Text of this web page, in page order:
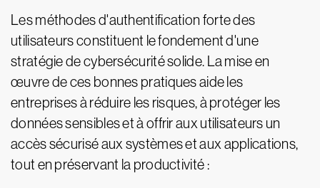
Les méthodes d'authentification forte des
utilisateurs constituent le fondement d'une
stratégie de cybersécurité solide. La mise en
œuvre de ces bonnes pratiques aide les
entreprises à réduire les risques, à protéger les
données sensibles et à offrir aux utilisateurs un
accès sécurisé aux systèmes et aux applications,
tout en préservant la productivité :